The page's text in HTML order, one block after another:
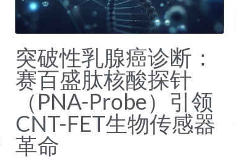
突破性乳腺癌诊断：
赛百盛肽核酸探针
（PNA-Probe）引领
CNT-FET生物传感器
革命